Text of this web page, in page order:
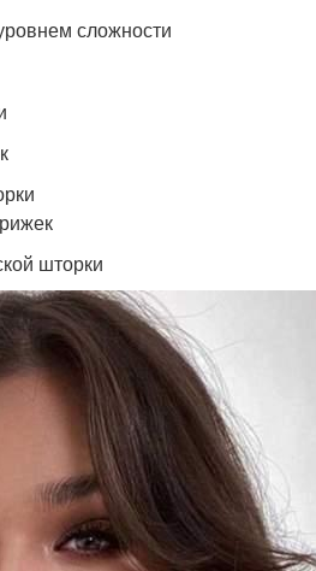
сложности
шторки